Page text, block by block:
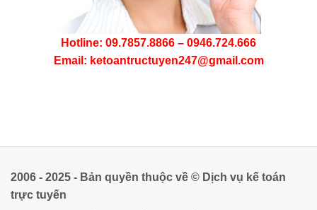
Hotline: 09.7857.8866 – 0946.724.666
Email: ketoantructuyen247@gmail.com
2006 - 2025 - Bản quyền thuộc về © Dịch vụ kế toán
trực tuyến